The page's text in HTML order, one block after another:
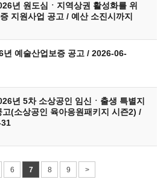
년 원도심ㆍ지역상권 활성화를 위
지원사업 공고 / 예산 소진시까지
예술산업보증 공고 / 2026-06-
년 5차 소상공인 임신ㆍ출생 특별지
(소상공인 육아응원패키지 시즌2) /
6 7 8 9 >